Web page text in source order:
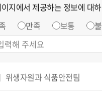
지에서 제공하는 정보에 대
만족 보통
위생자원과 식품안전팀